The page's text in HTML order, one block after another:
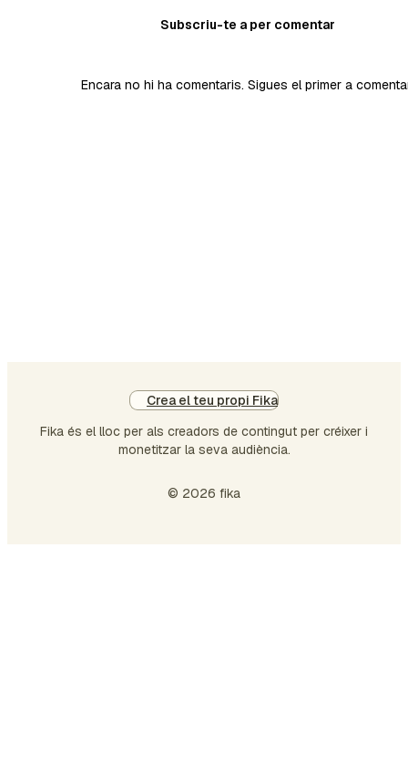
Subscriu-te a per comentar
Encara no hi ha comentaris. Sigues el primer a
Crea el teu propi Fika
Fika és el lloc per als creadors de contingut per créixer i
monetitzar la seva audiència.
© 2026 fika